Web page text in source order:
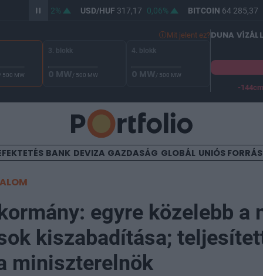
0,02% USD/HUF317,17 0,06% BITCOIN 64 285,37
Mit jelent ez?
/ 500 MW
3. blokk
0 MW/ 500 MW
4. blokk
0 MW/ 500 MW
DUNA
-144cm
BANK DEVIZA GAZDASÁG GLOBÁL UNIÓS
egyre közelebb a
kiszabadítása;
miniszterelnök